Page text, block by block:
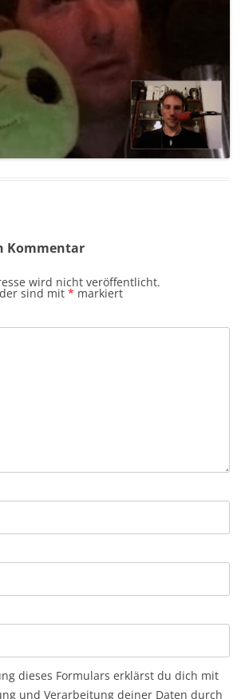
Kommentar
wird nicht veröffentlicht.
sind mit * markiert
dieses Formulars erklärst du dich mit
und Verarbeitung deiner Daten durch